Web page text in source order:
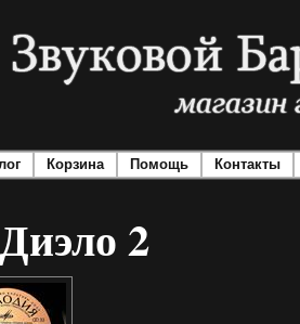
Корзина Помощь Контакты
2